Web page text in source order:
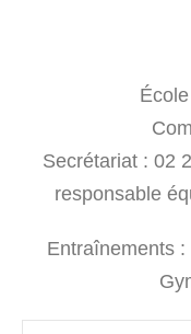
Secrétariat : 02
responsable
Entraînements